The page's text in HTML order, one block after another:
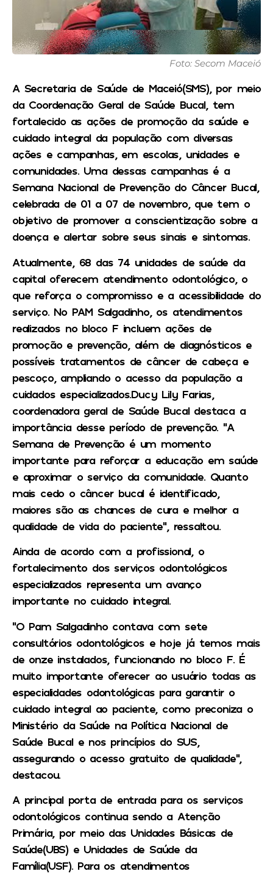
Foto: Secom Maceió
A Secretaria de Saúde de Maceió(SMS), por meio
da Coordenação Geral de Saúde Bucal, tem
fortalecido as ações de promoção da saúde e
cuidado integral da população com diversas
ações e campanhas, em escolas, unidades e
comunidades. Uma dessas campanhas é a
Semana Nacional de Prevenção do Câncer Bucal,
celebrada de 01 a 07 de novembro, que tem o
objetivo de promover a conscientização sobre a
doença e alertar sobre seus sinais e sintomas.
Atualmente, 68 das 74 unidades de saúde da
capital oferecem atendimento odontológico, o
que reforça o compromisso e a acessibilidade do
serviço. No PAM Salgadinho, os atendimentos
realizados no bloco F incluem ações de
promoção e prevenção, além de diagnósticos e
possíveis tratamentos de câncer de cabeça e
pescoço, ampliando o acesso da população a
cuidados especializados.Ducy Lily Farias,
coordenadora geral de Saúde Bucal destaca a
importância desse período de prevenção. “A
Semana de Prevenção é um momento
importante para reforçar a educação em saúde
e aproximar o serviço da comunidade. Quanto
mais cedo o câncer bucal é identificado,
maiores são as chances de cura e melhor a
qualidade de vida do paciente”, ressaltou.
Ainda de acordo com a profissional, o
fortalecimento dos serviços odontológicos
especializados representa um avanço
importante no cuidado integral.
“O Pam Salgadinho contava com sete
consultórios odontológicos e hoje já temos mais
de onze instalados, funcionando no bloco F. É
muito importante oferecer ao usuário todas as
especialidades odontológicas para garantir o
cuidado integral ao paciente, como preconiza o
Ministério da Saúde na Política Nacional de
Saúde Bucal e nos princípios do SUS,
assegurando o acesso gratuito de qualidade”,
destacou.
A principal porta de entrada para os serviços
odontológicos continua sendo a Atenção
Primária, por meio das Unidades Básicas de
Saúde(UBS) e Unidades de Saúde da
Família(USF). Para os atendimentos